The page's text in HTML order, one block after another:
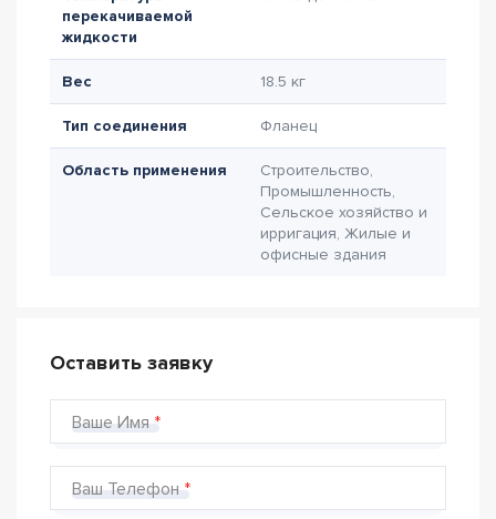
перекачиваемой
жидкости
Вес 18.5 кг
Тип соединения Фланец
Область применения
Строительство,
Промышленность,
Сельское хозяйство и
ирригация, Жилые и
офисные здания
Оставить заявку
Ваше Имя
Ваш Телефон